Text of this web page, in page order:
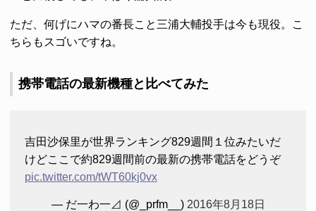
ただ、何げにハマの番長こと三浦大輔投手は今も現役。こ
ちらもスゴいですね。
携帯電話の最新機種と比べてみた
吉田沙保里が世界ランキング829週間１位みたいだ
けどここで約829週間前の最新の携帯電話をどうぞ
pic.twitter.com/tWT60kj0vx
— だ一わ一⊿ (@_prfm__) 2016年8月18日